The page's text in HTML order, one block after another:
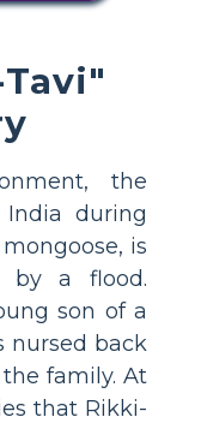
the
during
is
by a flood.
son of a
nursed back
family. At
that Rikki-